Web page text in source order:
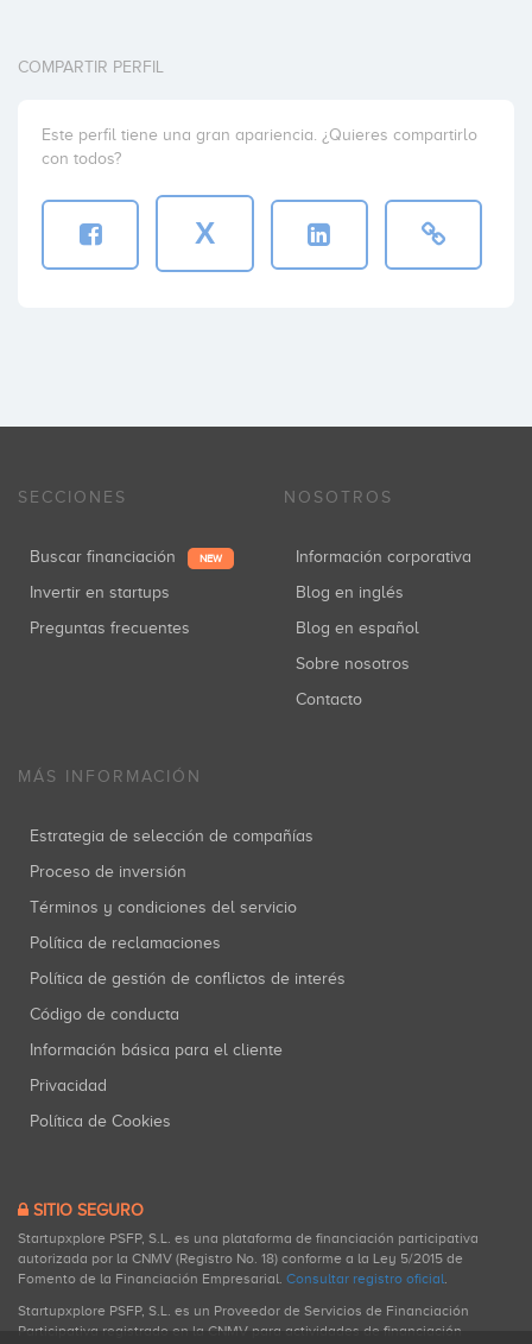
COMPARTIR PERFIL
Este perfil tiene una gran apariencia. ¿Quieres compartirlo
con todos?
X
SECCIONES
Buscar financiación NEW
Invertir en startups
Preguntas frecuentes
NOSOTROS
Información corporativa
Blog en inglés
Blog en español
Sobre nosotros
Contacto
MÁS INFORMACIÓN
Estrategia de selección de compañías
Proceso de inversión
Términos y condiciones del servicio
Política de reclamaciones
Política de gestión de conflictos de interés
Código de conducta
Información básica para el cliente
Privacidad
Política de Cookies
SITIO SEGURO
Startupxplore PSFP, S.L. es una plataforma de financiación participativa
autorizada por la CNMV (Registro No. 18) conforme a la Ley 5/2015 de
Fomento de la Financiación Empresarial. Consultar registro oficial.
Startupxplore PSFP, S.L. es un Proveedor de Servicios de Financiación
Participativa registrado en la CNMV para actividades de financiación